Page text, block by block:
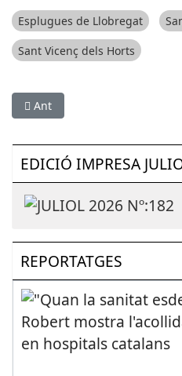
Esplugues de Llobregat
Sant Vicenç dels Horts
Article anterior: ESPORTS
Ant
EDICIÓ IMPRESA
REPORTATGES